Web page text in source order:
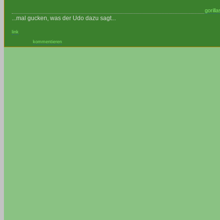
...mal gucken, was der Udo dazu sagt...
link
kommentieren